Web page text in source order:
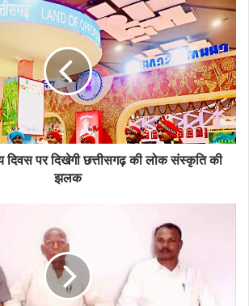
दिवस पर दिखेगी छत्तीसगढ़ की लोक संस्कृति की
झलक